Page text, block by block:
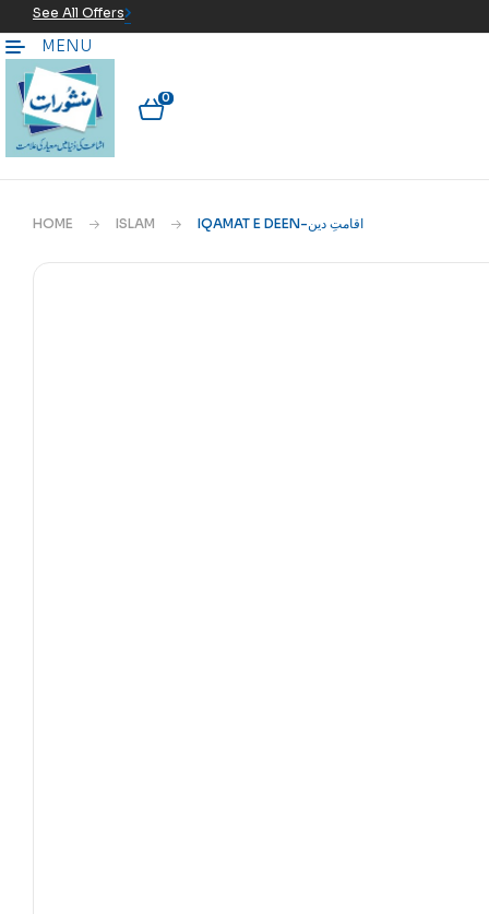
See All Offers
MENU
0
HOME ISLAM IQAMAT E DEEN-اقامتِ دین